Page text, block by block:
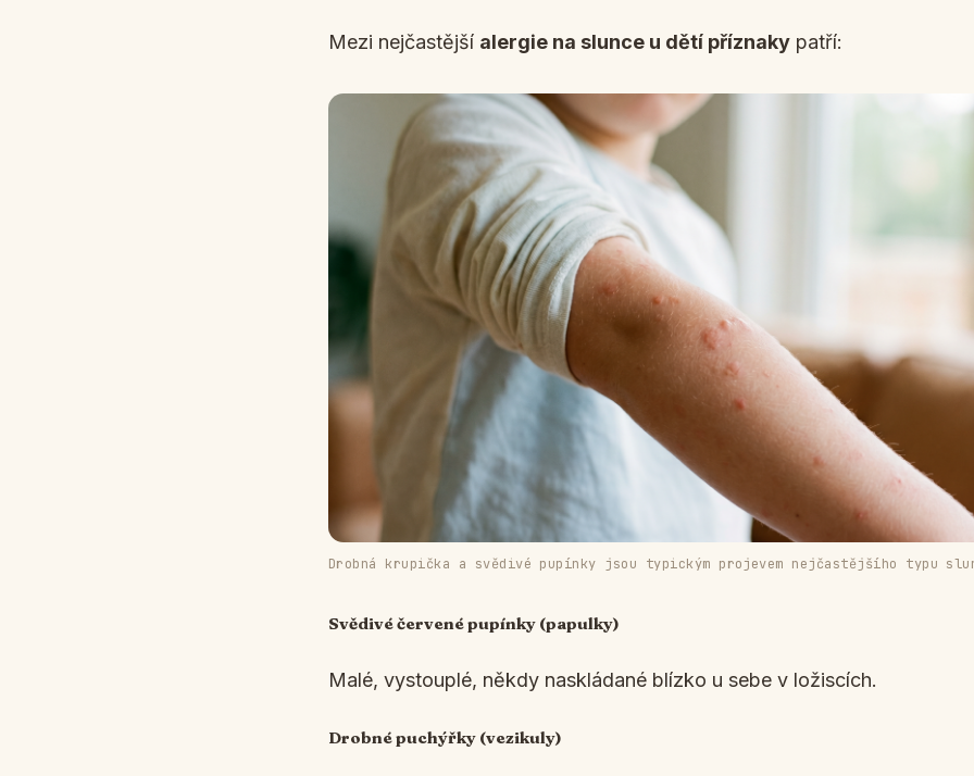
Mezi nejčastější alergie na slunce u dětí příznaky patří:
Drobná krupička a svědivé pupínky jsou typickým projevem nejčastějšího typu
Svědivé červené pupínky (papulky)
Malé, vystouplé, někdy naskládané blízko u sebe v ložiscích.
Drobné puchýřky (vezikuly)